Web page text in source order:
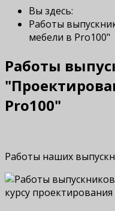
Вы здесь:
Работы
мебели в Pro100"
Работы
Pro100"
Работы наших